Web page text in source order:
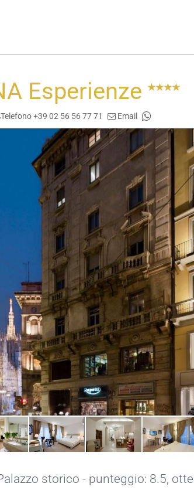
Esperienze
Telefono +39 02 56 56 77 71 Email
storico - punteggio: 8.5,